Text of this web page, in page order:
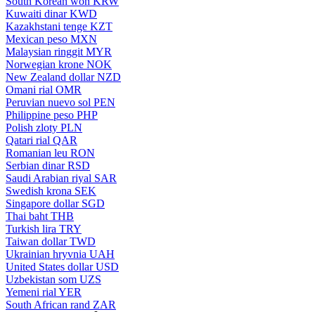
Kuwaiti dinar KWD
Kazakhstani tenge KZT
Mexican peso MXN
Malaysian ringgit MYR
Norwegian krone NOK
New Zealand dollar NZD
Omani rial OMR
Peruvian nuevo sol PEN
Philippine peso PHP
Polish zloty PLN
Qatari rial QAR
Romanian leu RON
Serbian dinar RSD
Saudi Arabian riyal SAR
Swedish krona SEK
Singapore dollar SGD
Thai baht THB
Turkish lira TRY
Taiwan dollar TWD
Ukrainian hryvnia UAH
United States dollar USD
Uzbekistan som UZS
Yemeni rial YER
South African rand ZAR